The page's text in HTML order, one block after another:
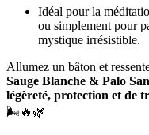
Idéal pour la
ou simplement pour
mystique irrésistible.
Allumez un bâton et
Sauge Blanche & Palo
légèreté, protection et de
🌬️🔥🌿